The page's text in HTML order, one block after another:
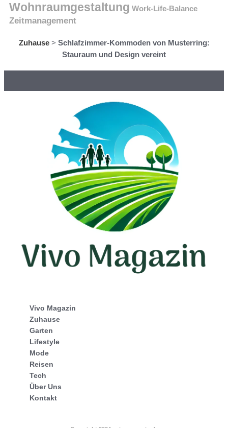
Wohnraumgestaltung Work-Life-Balance
Zeitmanagement
Zuhause> Schlafzimmer-Kommoden von Musterring:
Stauraum und Design vereint
Vivo Magazin
Zuhause
Garten
Lifestyle
Mode
Reisen
Tech
Über Uns
Kontakt